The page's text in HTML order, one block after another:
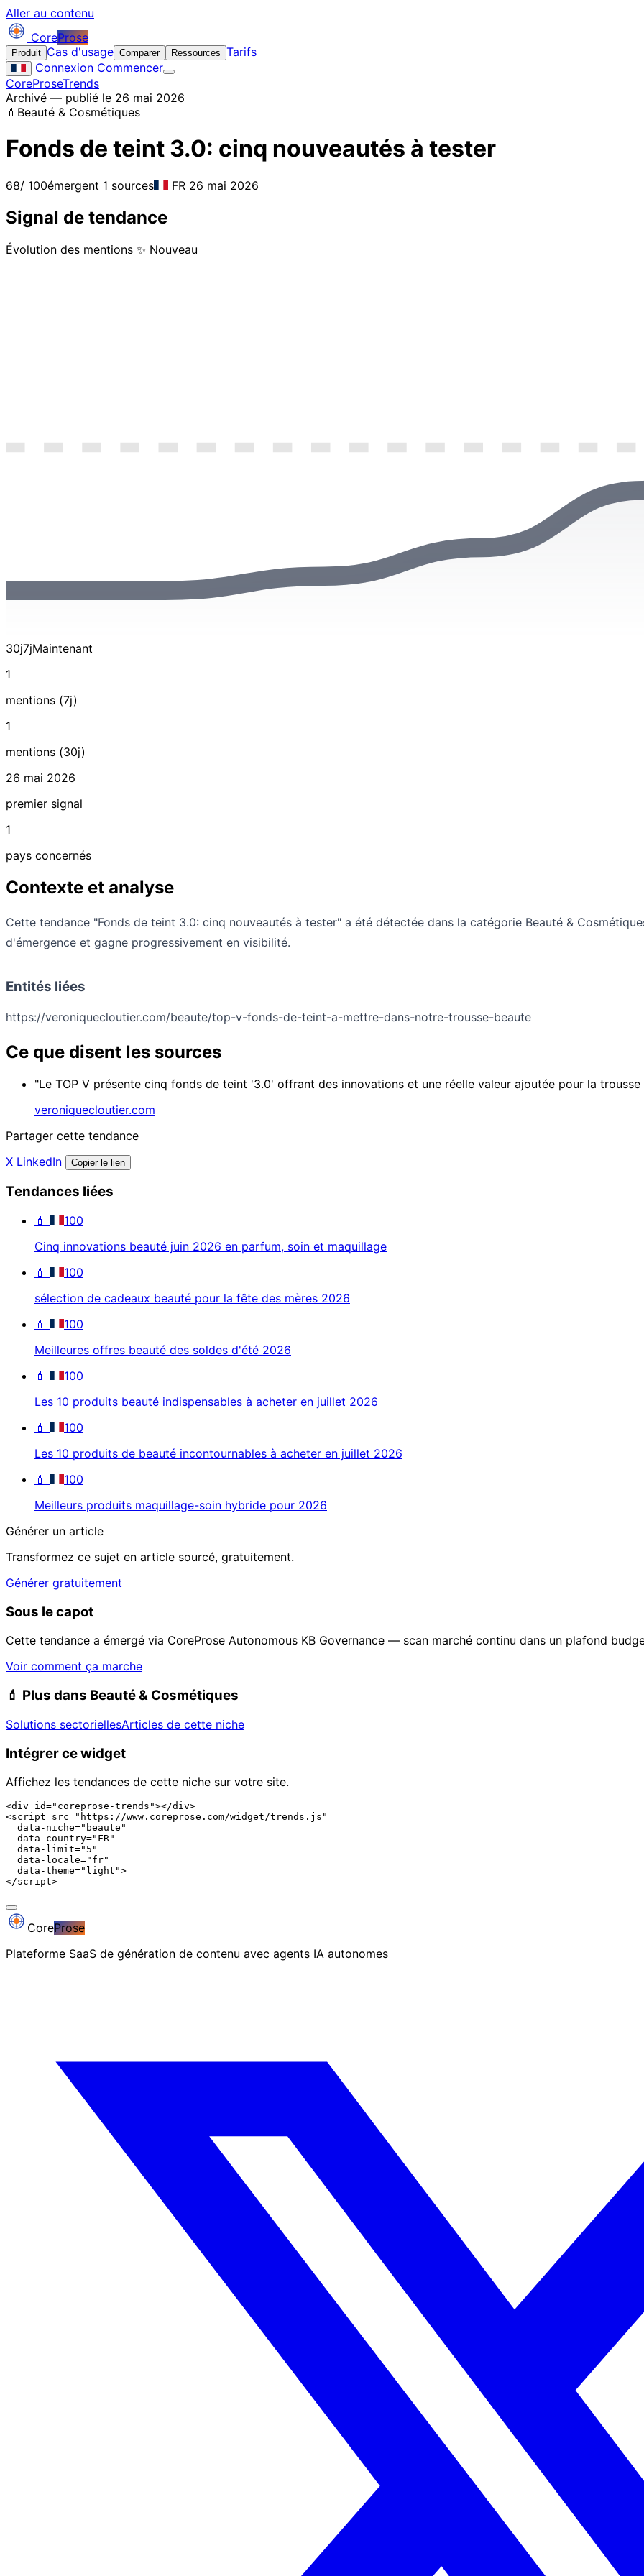
Aller au contenu
CoreProse
Produit Cas d'usage Comparer Ressources Tarifs
Connexion Commencer
CoreProseTrends
Archivé — publié le 26 mai 2026
💄 Beauté & Cosmétiques
Fonds de teint 3.0: cinq nouveautés à tester
68/ 100émergent 1 sources FR 26 mai 2026
Signal de tendance
Évolution des mentions ✨ Nouveau
30j7jMaintenant
1
mentions (7j)
1
mentions (30j)
26 mai 2026
premier signal
1
pays concernés
Contexte et analyse
Cette tendance "Fonds de teint 3.0: cinq nouveautés à tester" a été détectée dans la catégorie Beauté &
d'émergence et gagne progressivement en visibilité.
Entités liées
https://veroniquecloutier.com/beaute/top-v-fonds-de-teint-a-mettre-dans-notre-trousse-beaute
Ce que disent les sources
"Le TOP V présente cinq fonds de teint '3.0' offrant des innovations et une réelle valeur ajoutée pour la trousse
veroniquecloutier.com
Partager cette tendance
X LinkedIn Copier le lien
Tendances liées
💄
100
Cinq innovations beauté juin 2026 en parfum, soin et maquillage
💄
100
sélection de cadeaux beauté pour la fête des mères 2026
💄
100
Meilleures offres beauté des soldes d'été 2026
💄
100
Les 10 produits beauté indispensables à acheter en juillet 2026
💄
100
Les 10 produits de beauté incontournables à acheter en juillet 2026
💄
100
Meilleurs produits maquillage-soin hybride pour 2026
Générer un article
Transformez ce sujet en article sourcé, gratuitement.
Générer gratuitement
Sous le capot
Cette tendance a émergé via CoreProse Autonomous KB Governance — scan marché continu dans un plafond
Voir comment ça marche
💄 Plus dans Beauté & Cosmétiques
Solutions sectoriellesArticles de cette niche
Intégrer ce widget
Affichez les tendances de cette niche sur votre site.
<div id="coreprose-trends"></div>
<script src="https://www.coreprose.com/widget/trends.js"
  data-niche="beaute"
  data-country="FR"
  data-limit="5"
  data-locale="fr"
  data-theme="light">
</script>
CoreProse
Plateforme SaaS de génération de contenu avec agents IA autonomes